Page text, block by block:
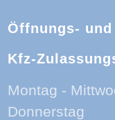
Öffnungs-
Kfz-
Montag -
Donnerstag